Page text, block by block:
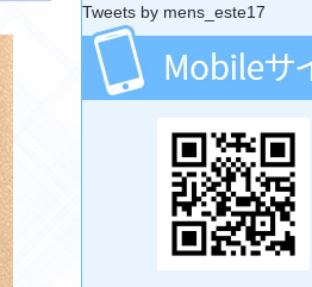
Tweets by mens_este17